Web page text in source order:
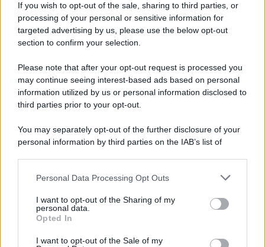
If you wish to opt-out of the sale, sharing to third parties, or
processing of your personal or sensitive information for
targeted advertising by us, please use the below opt-out
section to confirm your selection.
Please note that after your opt-out request is processed you
may continue seeing interest-based ads based on personal
information utilized by us or personal information disclosed to
third parties prior to your opt-out.
You may separately opt-out of the further disclosure of your
personal information by third parties on the IAB’s list of
This information may also be disclosed by us to third parties
disclose it to other third parties.
Please note that this website/app uses one or more Google
services and may gather and store information including but
Personal Data Processing Opt Outs
I want to opt-out of the Sharing of my
personal data.
Opted In
I want to opt-out of the Sale of my
Addio a Giuseppe Marchioro: allenò l'Avellino in
Serie A nel 1982